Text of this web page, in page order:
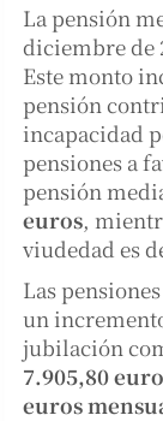
La pensión
diciembre de
Este monto
pensión
incapacidad
pensiones a
pensión
euros,
viudedad es
Las
un
jubilación
7.905,80
euros